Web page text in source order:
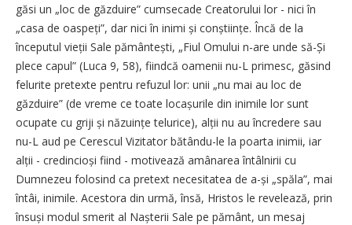
găsi un „loc de găzduire” cumsecade Creatorului lor - nici în
„casa de oaspeți”, dar nici în inimi și conștiințe. Încă de la
începutul vieții Sale pământești, „Fiul Omului n-are unde să-Și
plece capul” (Luca 9, 58), fiindcă oamenii nu-L primesc, găsind
felurite pretexte pentru refuzul lor: unii „nu mai au loc de
găzduire” (de vreme ce toate locașurile din inimile lor sunt
ocupate cu griji și năzuințe telurice), alții nu au încredere sau
nu-L aud pe Cerescul Vizitator bătându-le la poarta inimii, iar
alții - credincioși fiind - motivează amânarea întâlnirii cu
Dumnezeu folosind ca pretext necesitatea de a-și „spăla”, mai
întâi, inimile. Acestora din urmă, însă, Hristos le revelează, prin
însuși modul smerit al Nașterii Sale pe pământ, un mesaj